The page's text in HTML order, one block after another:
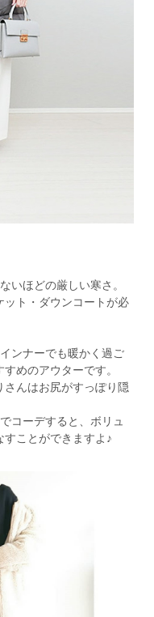
いほどの厳しい寒さ。
ット・ダウンコートが必
ンナーでも暖かく過ご
めのアウターです。
んはお尻がすっぽり隠
コーデすると、ボリュ
ことができますよ♪